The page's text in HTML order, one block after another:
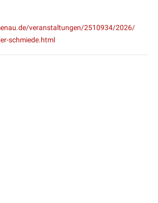
veranstaltungen/2510934/2026/
schmiede.html